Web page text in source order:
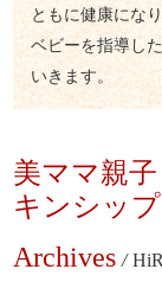
ともに健康にな
ベビーを指導し
いきます。
美ママ親
キンシップ
Archives /